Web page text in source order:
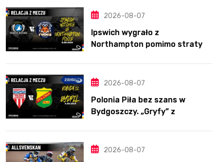
2026-08-07
Ipswich wygrało z
Northampton pomimo straty
2026-08-07
Polonia Piła bez szans w
Bydgoszczy. „Gryfy” z
2026-08-07